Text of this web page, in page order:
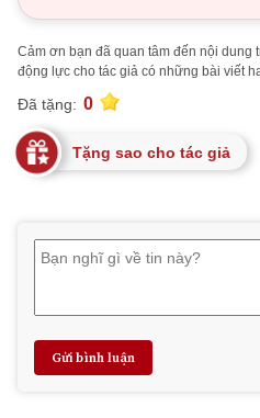
Cảm ơn bạn đã quan tâm đến nội dung
động lực cho tác giả có những bài viết
Đã tặng: 0
Tặng sao cho tác giả
Gửi bình luận